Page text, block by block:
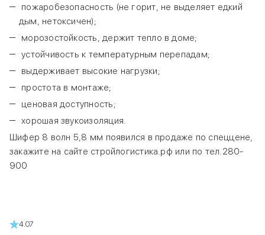
пожаробезопасность (не горит, не выделяет едкий
дым, нетоксичен);
морозостойкость, держит тепло в доме;
устойчивость к температурным перепадам;
выдерживает высокие нагрузки;
простота в монтаже;
ценовая доступность;
хорошая звукоизоляция.
Шифер 8 волн 5,8 мм появился в продаже по спеццене,
закажите на сайте стройлогистика.рф или по тел.280-
900
4.07